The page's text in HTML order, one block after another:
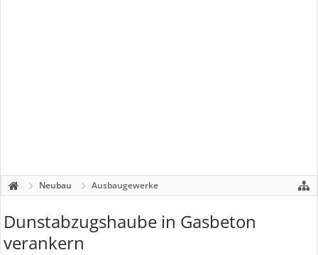
Neubau Ausbaugewerke
Dunstabzugshaube in Gasbeton
verankern